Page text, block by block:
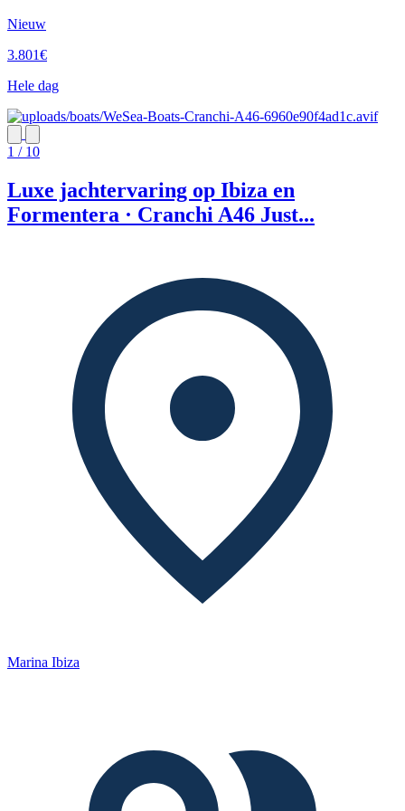
Nieuw
3.801€
Hele dag
1 / 10
Luxe jachtervaring op Ibiza en
Formentera · Cranchi A46 Just...
Marina Ibiza